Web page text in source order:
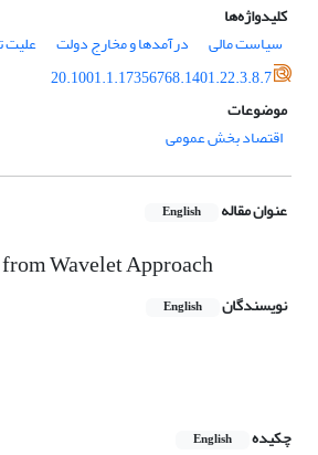
کلیدواژه‌ها
سیاست مالی
درآمدها و مخارج دولت علیت
20.1001.1.17356768.1401.22.3.8.7
موضوعات
اقتصاد بخش عمومی
عنوان مقاله English
Wavelet Approach
نویسندگان English
چکیده
English